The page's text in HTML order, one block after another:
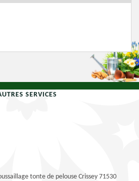
SERVICES
tonte de pelouse Crissey 71530